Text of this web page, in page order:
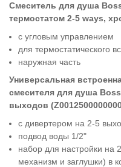
Смеситель для душа
термостатом 2-5 ways,
с угловым управлением
для термостатического
наружная часть
Универсальная
смесителя для душа
выходов
с дивертером на 2-5
подвод воды 1/2"
набор для настройки на
механизм и заглушки) в